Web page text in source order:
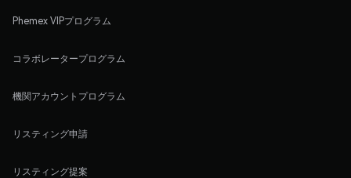
Phemex VIPプログラム
コラボレータープログラム
機関アカウントプログラム
リスティング申請
リスティング提案